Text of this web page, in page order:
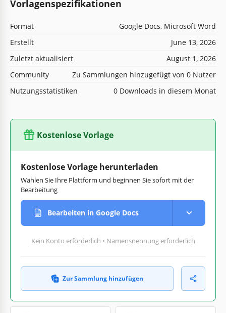
Vorlagenspezifikationen
Format
Google Docs, Microsoft Word
Erstellt
June 13, 2026
Zuletzt aktualisiert
August 1, 2026
Community
Zu Sammlungen hinzugefügt von 0 Nutzer
Nutzungsstatistiken
0 Downloads in diesem Monat
Kostenlose Vorlage
Kostenlose Vorlage herunterladen
Wählen Sie Ihre Plattform und beginnen Sie sofort mit der
Bearbeitung
Bearbeiten in Google Docs
Kein Konto erforderlich • Namensnennung erforderlich
Zur Sammlung hinzufügen